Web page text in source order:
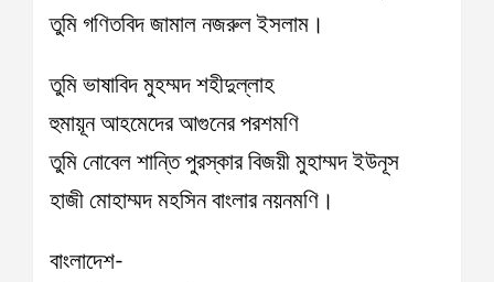
তুমি গণিতবিদ জামাল নজরুল ইসলাম।
তুমি ভাষাবিদ মুহম্মদ শহীদুল্লাহ
হুমায়ূন আহমেদের আগুনের পরশমণি
তুমি নোবেল শান্তি পুরস্কার বিজয়ী মুহাম্মদ ইউনূস
হাজী মোহাম্মদ মহসিন বাংলার নয়নমণি।
বাংলাদেশ-